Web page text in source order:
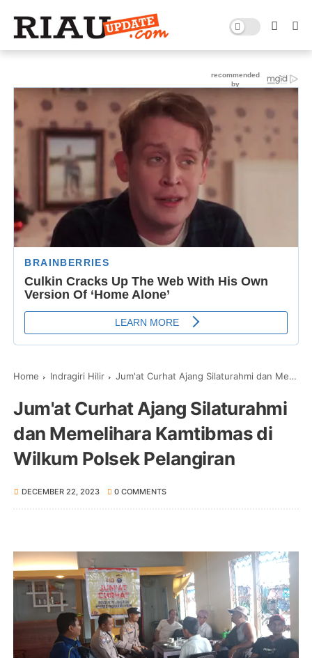
Home Indragiri Hilir Jum'at Curhat Ajang Silaturahmi dan Memelihara Kamtibmas di Wilkum Polsek Pelangiran
Jum'at Curhat Ajang Silaturahmi
dan Memelihara Kamtibmas di
Wilkum Polsek Pelangiran
DECEMBER 22, 2023 0 COMMENTS